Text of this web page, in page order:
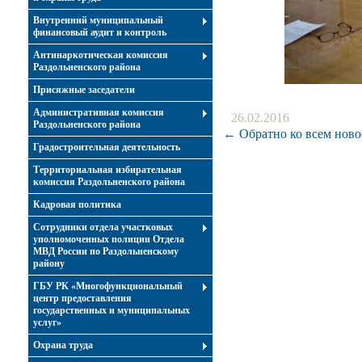
Внутренний муниципальный
финансовый аудит и контроль
Антинаркотическая комиссия
Раздольненского района
Присяжные заседатели
Административная комиссия
Раздольненского района
Градостроительная деятельность
Территориальная избирательная
комиссия Раздольненского района
Кадровая политика
Сотрудники отдела участковых
уполномоченных полиции Отдела
МВД России по Раздольненскому
району
ГБУ РК «Многофункциональный
центр предоставления
государственных и муниципальных
услуг»
Охрана труда
26.02.2016
← Обратно ко всем